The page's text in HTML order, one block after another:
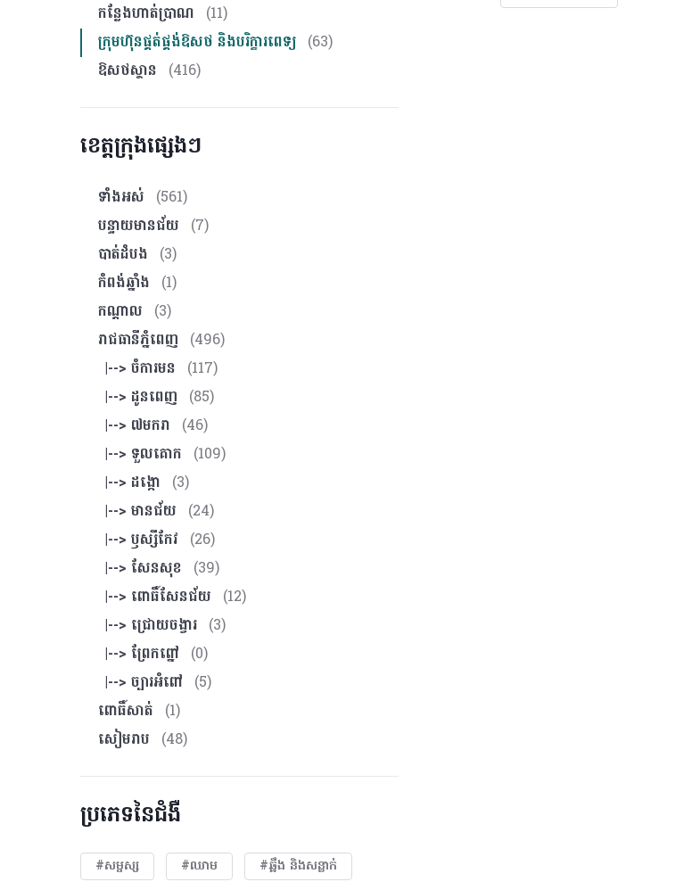
កន្លែងហាត់ប្រាណ
(11)
ក្រុមហ៊ុនផ្គត់ផ្គង់ឱសថ និងបរិក្ខារពេទ្យ (63)
ឱសថស្ថាន
(416)
ខេត្តក្រុងផ្សេងៗ
ទាំងអស់
(561)
បន្ទាយមានជ័យ
(7)
បាត់ដំបង
(3)
កំពង់ឆ្នាំង
(1)
កណ្ដាល
(3)
រាជធានីភ្នំពេញ
(496)
|--> ចំការមន
(117)
|--> ដូនពេញ
(85)
|--> ៧មករា
(46)
|--> ទួលគោក
(109)
|--> ដង្កោ
(3)
|--> មានជ័យ
(24)
|--> ឫស្សីកែវ
(26)
|--> សែនសុខ
(39)
|--> ពោធិ៍សែនជ័យ
(12)
|--> ជ្រោយចង្វារ (3)
|--> ព្រែកព្នៅ
(0)
|--> ច្បារអំពៅ
(5)
ពោធិ៍សាត់
(1)
សៀមរាប
(48)
ប្រភេទនៃជំងឺ
#សម្ផស្ស #ឈាម
#ឆ្អឹង និងសន្លាក់